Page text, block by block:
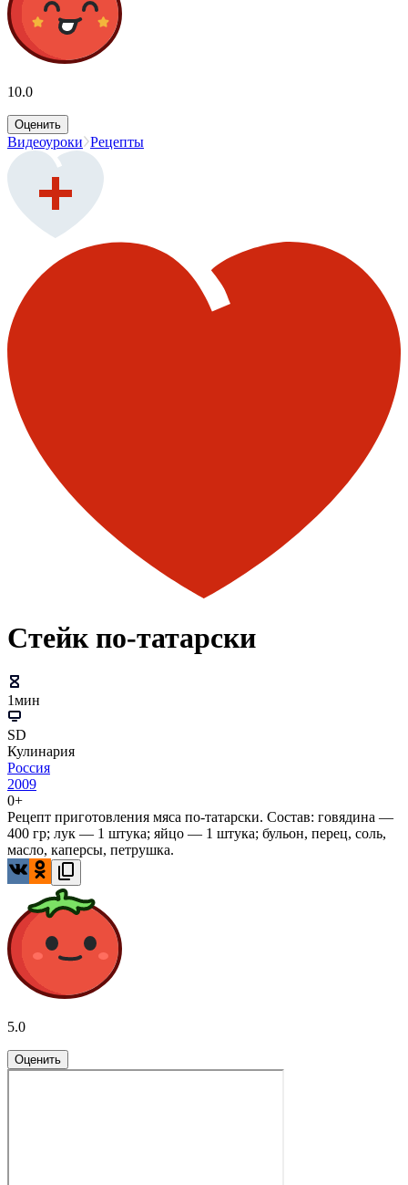
10.0
Оценить
Видеоуроки Рецепты
Стейк по-татарски
1мин
SD
Кулинария
Россия
2009
0+
Рецепт приготовления мяса по-татарски. Состав: говядина —
400 гр; лук — 1 штука; яйцо — 1 штука; бульон, перец, соль,
масло, каперсы, петрушка.
5.0
Оценить